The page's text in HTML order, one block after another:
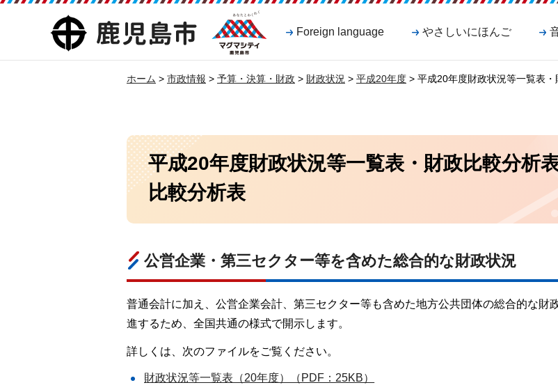
鹿児島市
マグマシティ
鹿児島市
Foreign language やさしいにほんご
ホーム > 市政情報 > 予算・決算・財政 > 財政状況 > 平成20年度 > 平成20年度財政状況等一覧表
平成20年度財政状況等一覧表・財政比較分析
比較分析表
公営企業・第三セクター等を含めた総合的な財政状況
普通会計に加え、公営企業会計、第三セクター等も含めた地方公共団体の総合的な財
進するため、全国共通の様式で開示します。
詳しくは、次のファイルをご覧ください。
財政状況等一覧表（20年度）（PDF：25KB）